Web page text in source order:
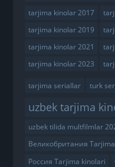
tarjima kinolar 2017
tarjima kinolar 2019
tarjima kinolar 2021
tarjima kinolar 2023
tarjima seriallar turk
uzbek tarjima
uzbek tilida multfilmlar
Великобритания
Россия Tarjima kinolari